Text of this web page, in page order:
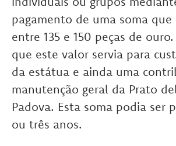
pagamento de uma soma
entre 135 e 150 peças de
que este valor servia para
da estátua e ainda uma
manutenção geral da Prato
Padova. Esta soma podia ser
ou três anos.